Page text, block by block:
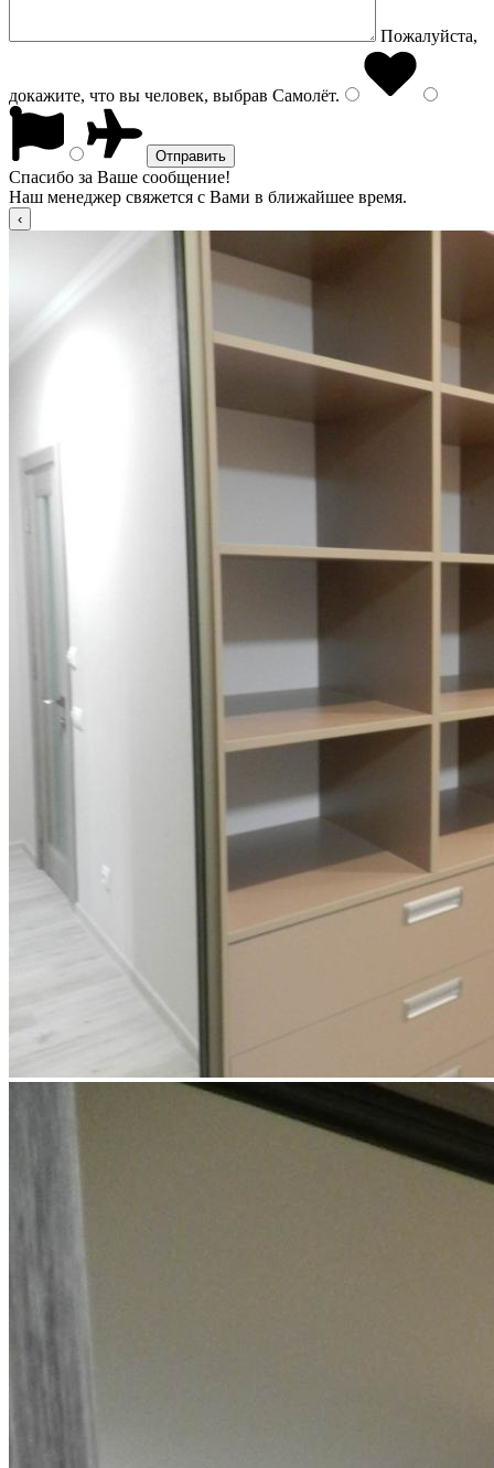
Пожалуйста,
докажите, что вы человек, выбрав Самолёт.
Спасибо за Ваше сообщение!
Наш менеджер свяжется с Вами в ближайшее время.